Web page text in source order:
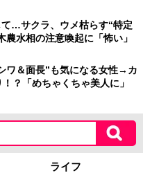
…サクラ、ウメ枯らす“特定
水相の注意喚起に「怖い」
ワ＆面長”も気になる女性→カ
？「めちゃくちゃ美人に」
ライフ